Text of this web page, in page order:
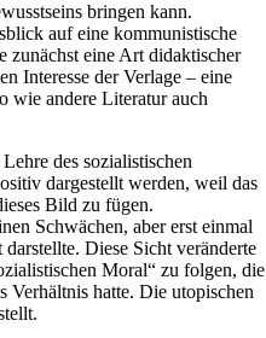
bringen kann.
auf eine kommunistische
zunächst eine Art didaktischer
Interesse der Verlage – eine
wie andere Literatur auch
des sozialistischen
dargestellt werden, weil das
Bild zu fügen.
Schwächen, aber erst einmal
Diese Sicht veränderte
Moral“ zu folgen, die
Verhältnis hatte. Die utopischen